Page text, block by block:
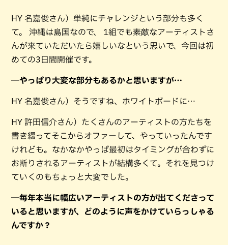
HY 名嘉俊さん）単純にチャレンジという部分も多く
て。 沖縄は島国なので、 1組でも素敵なアーティストさ
んが来ていただいたら嬉しいなという思いで、今回は初
めての3日間開催です。
―やっぱり大変な部分もあるかと思いますが…
HY 名嘉俊さん）そうですね、ホワイトボードに…
HY 許田信介さん）たくさんのアーティストの方たちを
書き綴ってそこからオファーして、やっていったんです
けれども。なかなかやっぱ最初はタイミングが合わずに
お断りされるアーティストが結構多くて。それを見つけ
ていくのもちょっと大変でした。
―毎年本当に幅広いアーティストの方が出てくださって
いると思いますが、どのように声をかけていらっしゃる
んですか？